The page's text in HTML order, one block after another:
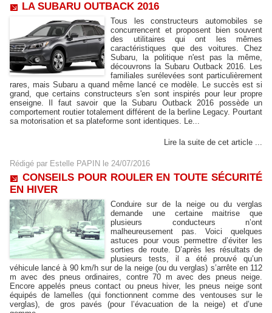
LA SUBARU OUTBACK 2016
Tous les constructeurs automobiles se
concurrencent et proposent bien souvent
des utilitaires qui ont les mêmes
caractéristiques que des voitures. Chez
Subaru, la politique n'est pas la même,
découvrons la Subaru Outback 2016. Les
familiales surélevées sont particulièrement
rares, mais Subaru a quand même lancé ce modèle. Le succès est si
grand, que certains constructeurs s'en sont inspirés pour leur propre
enseigne. Il faut savoir que la Subaru Outback 2016 possède un
comportement routier totalement différent de la berline Legacy. Pourtant
sa motorisation et sa plateforme sont identiques. Le...
Lire la suite de cet article ...
Rédigé par Estelle PAPIN le 24/07/2016
CONSEILS POUR ROULER EN TOUTE SÉCURITÉ
EN HIVER
Conduire sur de la neige ou du verglas
demande une certaine maitrise que
plusieurs conducteurs n’ont
malheureusement pas. Voici quelques
astuces pour vous permettre d’éviter les
sorties de route. D’après les résultats de
plusieurs tests, il a été prouvé qu’un
véhicule lancé à 90 km/h sur de la neige (ou du verglas) s’arrête en 112
m avec des pneus ordinaires, contre 70 m avec des pneus neige.
Encore appelés pneus contact ou pneus hiver, les pneus neige sont
équipés de lamelles (qui fonctionnent comme des ventouses sur le
verglas), de gros pavés (pour l’évacuation de la neige) et d’une